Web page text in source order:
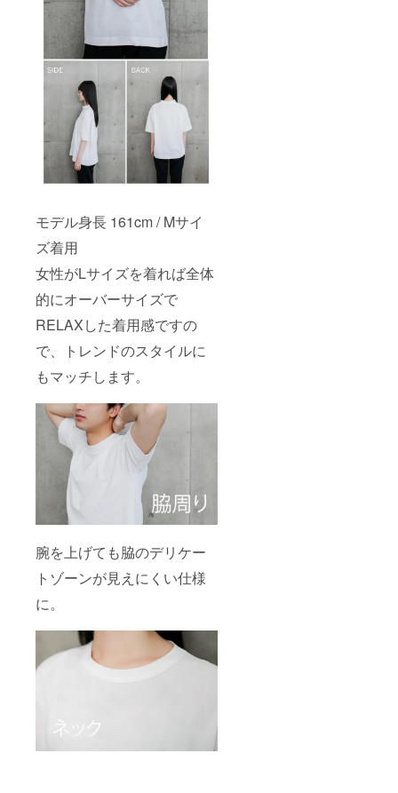
モデル身長 161cm / Mサイ
ズ着用
女性がLサイズを着れば全体
的にオーバーサイズで
RELAXした着用感ですの
で、トレンドのスタイルに
もマッチします。
腕を上げても脇のデリケー
トゾーンが見えにくい仕様
に。